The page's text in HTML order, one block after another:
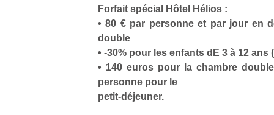
Forfait spécial Hôtel Hélios :
• 80 € par personne et par jour en
double
• -30% pour les enfants dE 3 à 12 ans
• 140 euros pour la chambre
personne pour le
petit-déjeuner.